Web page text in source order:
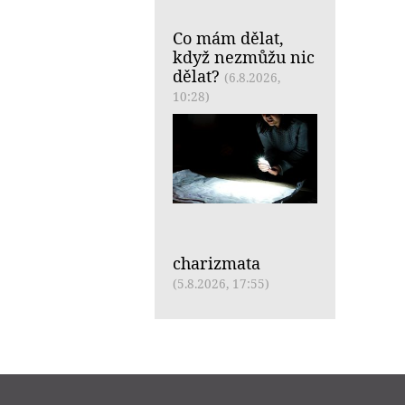
Co mám dělat,
když nezmůžu nic
dělat? (6.8.2026,
10:28)
charizmata
(5.8.2026, 17:55)